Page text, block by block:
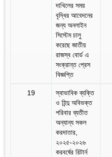
দাখিলের সময়
বৃদ্ধির আবেদনের
জন্য অনলাইন
সিস্টেম চালু
করেছে জাতীয়
রাজস্ব বোর্ড এ
সংক্রান্ত প্রেস
বিজ্ঞপ্তি
19
স্বাভাবিক ব্যক্তি
ও হিন্দু অবিভক্ত
পরিবার ব্যতীত
অন্যান্য সকল
করদাতার,
২০২৫-২০২৬
করবর্ষের রিটার্ন